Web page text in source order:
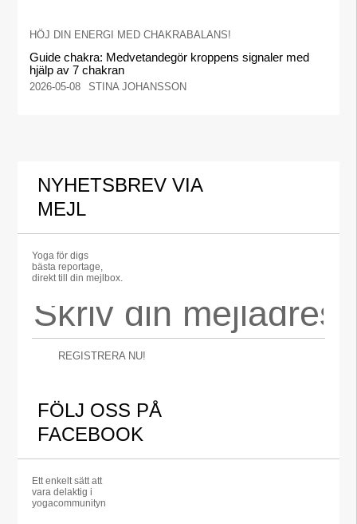
HÖJ DIN ENERGI MED CHAKRABALANS!
Guide chakra: Medvetandegör kroppens signaler med
hjälp av 7 chakran
2026-05-08 STINA JOHANSSON
NYHETSBREV VIA
MEJL
Yoga för digs
bästa reportage,
direkt till din mejlbox.
REGISTRERA NU!
FÖLJ OSS PÅ
FACEBOOK
Ett enkelt sätt att
vara delaktig i
yogacommunityn